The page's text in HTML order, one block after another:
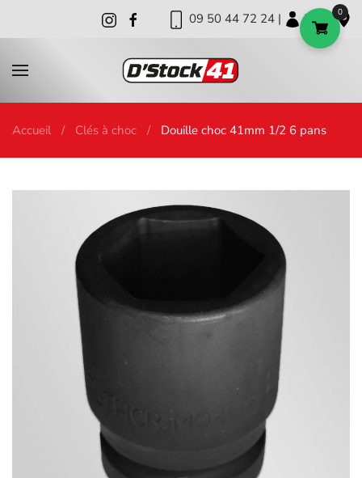
09 50 44 72 24 | | |
Accueil Clés à choc Douille choc 41mm 1/2 6 pans
0